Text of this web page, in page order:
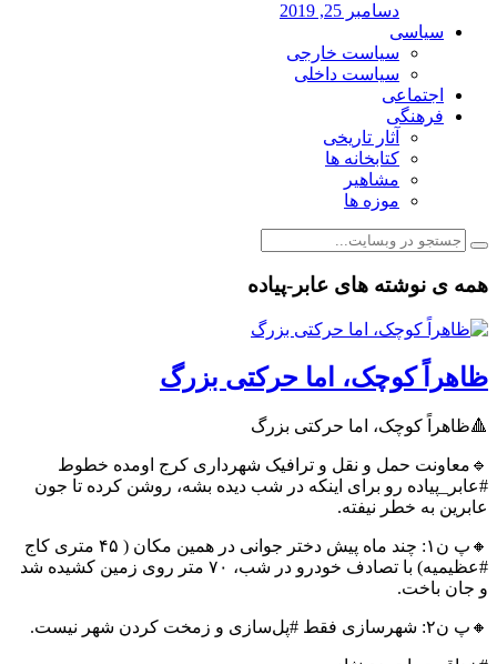
دسامبر 25, 2019
سیاسی
سیاست خارجی
سیاست داخلی
اجتماعی
فرهنگی
آثار تاریخی
کتابخانه ها
مشاهیر
موزه ها
همه ی نوشته های عابر-پیاده
ظاهراً کوچک، اما حرکتی بزرگ
🔺ظاهراً کوچک، اما حرکتی بزرگ
🔹معاونت حمل و نقل و ترافیک شهرداری کرج اومده خطوط
#عابر_پیاده رو برای اینکه در شب دیده بشه، روشن کرده تا جون
عابرین به خطر نیفته.
🔸پ ن۱: چند ماه پیش دختر جوانی در همین مکان ( ۴۵ متری کاج
#عظیمیه) با تصادف خودرو در شب، ۷۰ متر روی زمین کشیده شد
و جان باخت.
🔸پ ن۲: شهرسازی فقط #پل‌‌سازی و زمخت کردن شهر نیست.